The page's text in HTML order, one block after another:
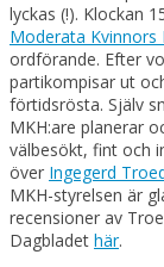
lyckas (!). Klockan
Moderata Kvinnors
ordförande. Efter
partikompisar ut
förtidsrösta. Själv
MKH:are planerar
välbesökt, fint och
över Ingegerd
MKH-styrelsen är
recensioner av
Dagbladet här.